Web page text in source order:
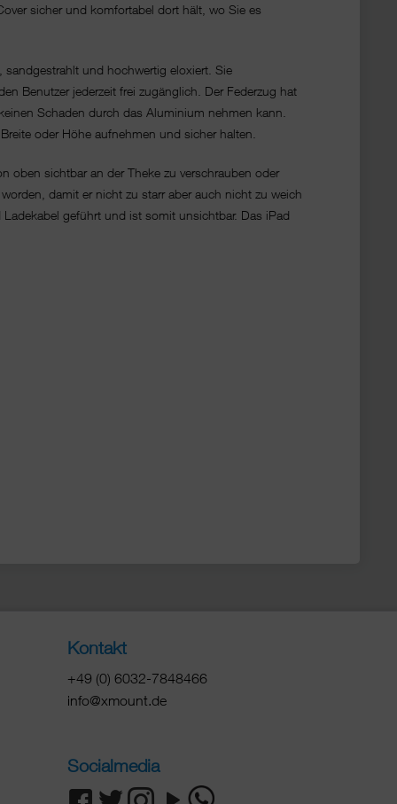
sicher und komfortabel dort hält, wo Sie es
und hochwertig eloxiert. Sie
Benutzer jederzeit frei zugänglich. Der Federzug hat
Schaden durch das Aluminium nehmen kann.
oder Höhe aufnehmen und sicher halten.
oben sichtbar an der Theke zu verschrauben oder
damit er nicht zu starr aber auch nicht zu weich
geführt und ist somit unsichtbar. Das iPad
Kontakt
+49 (0) 6032-7848466
info@xmount.de
Socialmedia